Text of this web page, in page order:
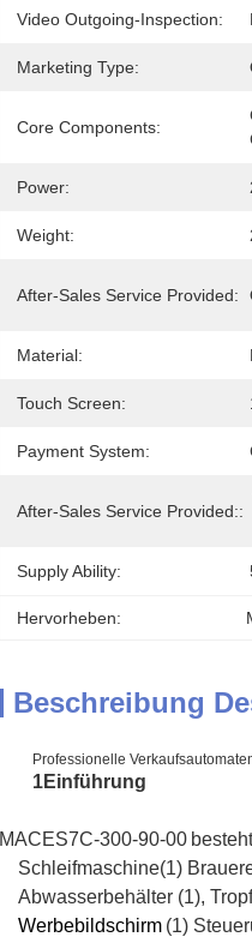
Video Outgoing-Inspection:
Marketing Type:
Core Components:
Power:
Weight:
After-Sales Service Provided:
Material:
Touch Screen:
Payment System:
After-Sales Service Provided::
Supply Ability:
Hervorheben:
Beschreibung
Professionelle
1Einführung
MACES7C-300-90-00
Schleifmaschine(1)
Abwasserbehälter (1),
Werbebildschirm (1)